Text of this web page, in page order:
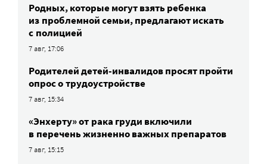
Родных, которые могут взять ребенка
из проблемной семьи, предлагают искать
с полицией
7 авг, 17:06
Родителей детей-инвалидов просят пройти
опрос о трудоустройстве
7 авг, 15:34
«Энхерту» от рака груди включили
в перечень жизненно важных препаратов
7 авг, 15:15